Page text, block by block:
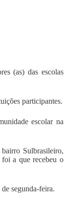
(as) das escolas
participantes.
escolar na
Sulbrasileiro,
a que recebeu o
segunda-feira.